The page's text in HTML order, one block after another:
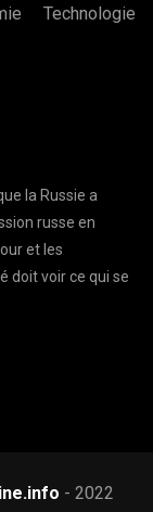
Technologie
la Russie a
russe en
et les
doit voir ce qui se
- 2022